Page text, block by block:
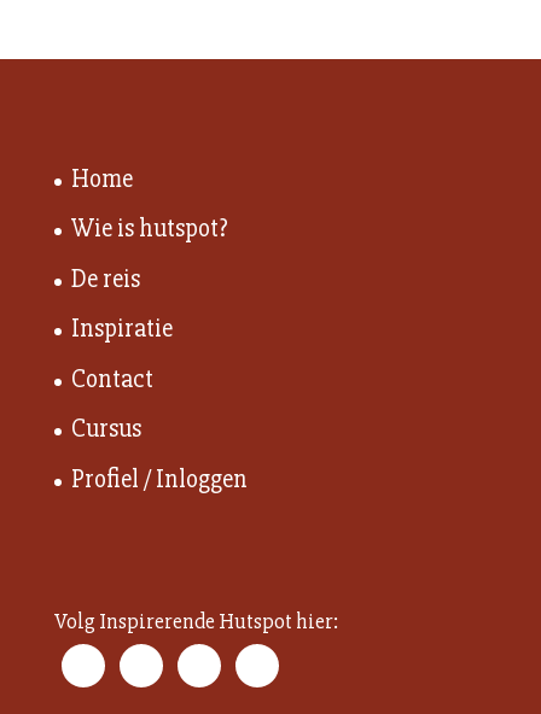
Home
Wie is hutspot?
De reis
Inspiratie
Contact
Cursus
Profiel / Inloggen
Volg Inspirerende Hutspot hier: